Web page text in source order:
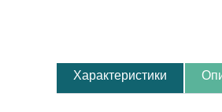
Характеристики